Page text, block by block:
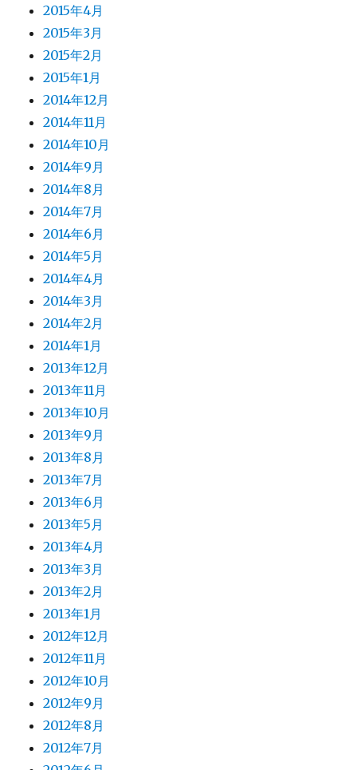
2015年4月
2015年3月
2015年2月
2015年1月
2014年12月
2014年11月
2014年10月
2014年9月
2014年8月
2014年7月
2014年6月
2014年5月
2014年4月
2014年3月
2014年2月
2014年1月
2013年12月
2013年11月
2013年10月
2013年9月
2013年8月
2013年7月
2013年6月
2013年5月
2013年4月
2013年3月
2013年2月
2013年1月
2012年12月
2012年11月
2012年10月
2012年9月
2012年8月
2012年7月